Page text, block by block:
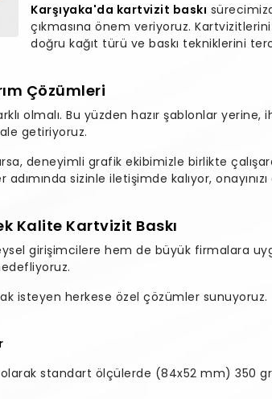
Karşıyaka'da kartvizit baskı
çıkmasına önem veriyoruz.
doğru kağıt türü ve baskı tekniklerini
Çözümleri
olmalı. Bu yüzden hazır şablonlar yerine,
getiriyoruz.
deneyimli grafik ekibimizle birlikte
adımında sizinle iletişimde kalıyor,
Kalite Kartvizit Baskı
girişimcilere hem de büyük firmalara
isteyen herkese özel çözümler sunuyoruz.
standart ölçülerde (84x52 mm) 350